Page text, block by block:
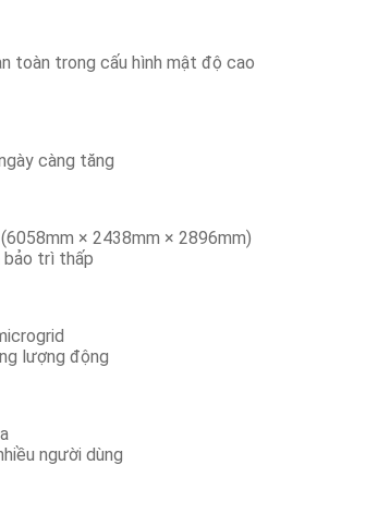
toàn trong cấu hình mật độ cao
càng tăng
× 2438mm × 2896mm)
bảo trì thấp
lượng động
người dùng